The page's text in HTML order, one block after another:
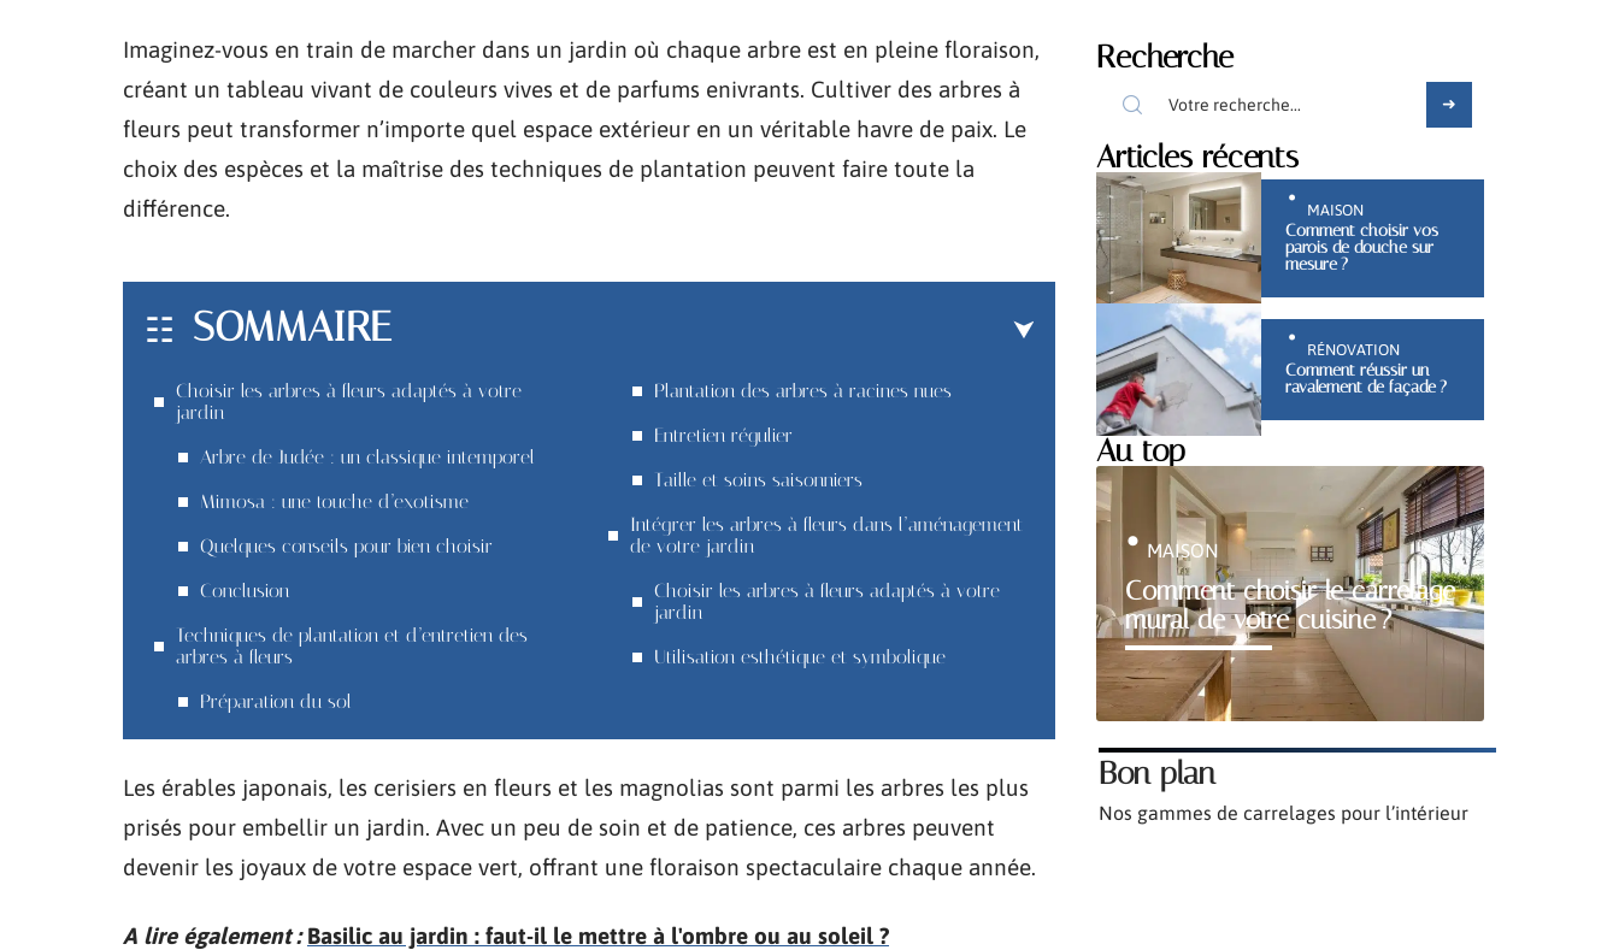
Imaginez-vous en train de marcher dans un jardin où chaque arbre est en pleine floraison,
créant un tableau vivant de couleurs vives et de parfums enivrants. Cultiver des arbres à
fleurs peut transformer n’importe quel espace extérieur en un véritable havre de paix. Le
choix des espèces et la maîtrise des techniques de plantation peuvent faire toute la
différence.
SOMMAIRE
Choisir les arbres à fleurs adaptés à votre
jardin
Arbre de Judée : un classique intemporel
Mimosa : une touche d’exotisme
Quelques conseils pour bien choisir
Conclusion
Techniques de plantation et d’entretien des
arbres à fleurs
Préparation du sol
Plantation des arbres à racines nues
Entretien régulier
Taille et soins saisonniers
Intégrer les arbres à fleurs dans l’aménagement
de votre jardin
Choisir les arbres à fleurs adaptés à votre
jardin
Utilisation esthétique et symbolique
Les érables japonais, les cerisiers en fleurs et les magnolias sont parmi les arbres les plus
prisés pour embellir un jardin. Avec un peu de soin et de patience, ces arbres peuvent
devenir les joyaux de votre espace vert, offrant une floraison spectaculaire chaque année.
A lire également : Basilic au jardin : faut-il le mettre à l'ombre ou au soleil ?
Recherche
Articles récents
MAISON
Comment choisir vos
parois de douche sur
mesure ?
RÉNOVATION
Comment réussir un
ravalement de façade ?
Au top
Comment choisir le carrelage
mural de votre cuisine ?
MAISON
Bon plan
Nos gammes de carrelages pour l’intérieur